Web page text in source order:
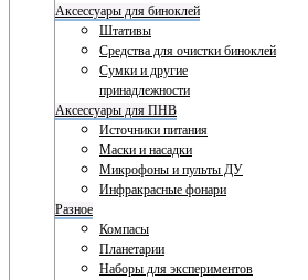
Аксессуары для биноклей
Штативы
Средства для очистки биноклей
Сумки и другие
принадлежности
Аксессуары для ПНВ
Источники питания
Маски и насадки
Микрофоны и пульты ДУ
Инфракрасные фонари
Разное
Компасы
Планетарии
Наборы для экспериментов